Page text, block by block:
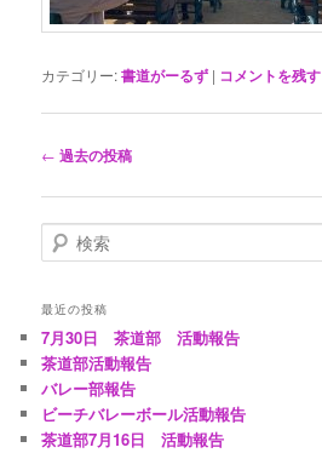
カテゴリー:書道がーるず | コメントを残す
投
ナ
ビ
ゲ
シ
ョ
ン
← 過去の投稿
検
索
最近の投稿
7月30日 茶道部 活動報告
茶道部活動報告
バレー部報告
ビーチバレーボール活動報告
茶道部7月16日 活動報告